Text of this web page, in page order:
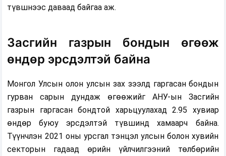
түвшнээс даваад байгаа аж.
Засгийн газрын бондын өгөөж
өндөр эрсдэлтэй байна
Монгол Улсын олон улсын зах зээлд гаргасан бондын
гурван сарын дундаж өгөөжийг АНУ-ын Засгийн
газрын гаргасан бондтой харьцуулахад 2.95 хувиар
өндөр буюу эрсдэлтэй түвшинд хамаарч байна.
Түүнчлэн 2021 оны урсгал тэнцэл улсын болон хувийн
секторын гадаад өрийн үйлчилгээний төлбөрийн